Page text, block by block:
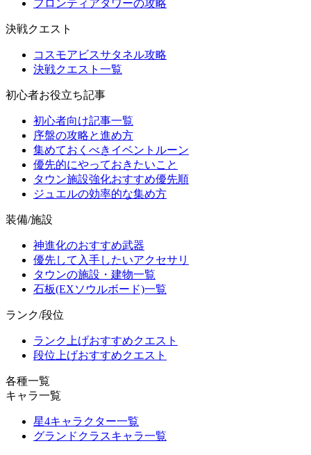
フロンティアタワーの攻略
決戦クエスト
コスモアビスサタネル攻略
決戦クエスト一覧
初心者お役立ち記事
初心者向け記事一覧
序盤の攻略と進め方
集めておくべきイベントルーン
優先的にやっておきたいこと
タウン施設強化おすすめ優先順
ジュエルの効率的な集め方
装備/施設
神進化のおすすめ武器
優先して入手したいアクセサリ
タウンの施設・建物一覧
石板(EXソウルボード)一覧
ランク/段位
ランク上げおすすめクエスト
段位上げおすすめクエスト
各種一覧
キャラ一覧
星4キャラクター一覧
グランドクラスキャラ一覧